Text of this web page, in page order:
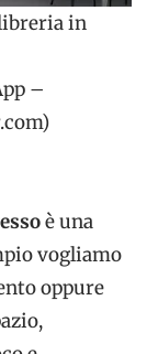
in
–
è una
vogliamo
oppure